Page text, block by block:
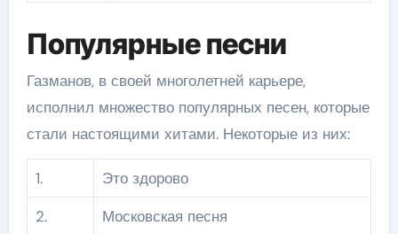
Популярные песни
Газманов, в своей многолетней карьере,
исполнил множество популярных песен, которые
стали настоящими хитами. Некоторые из них:
1.
Это здорово
2.
Московская песня